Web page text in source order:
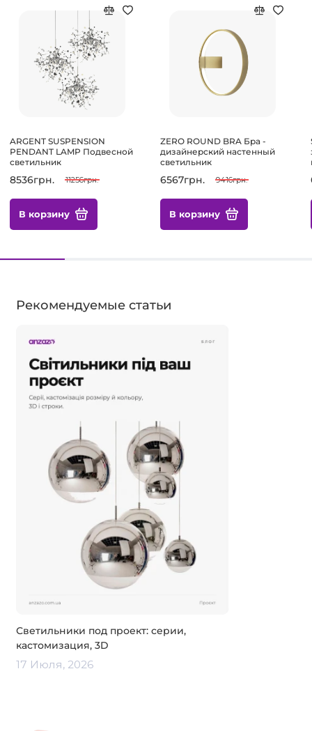
ARGENT SUSPENSION
PENDANT LAMP Подвесной
светильник
8536грн. 11256грн.
В корзину
ZERO ROUND BRA Бра -
дизайнерский настенный
светильник
6567грн. 9416грн.
В корзину
Рекомендуемые статьи
Светильники под проект: серии,
кастомизация, 3D
17 Июля, 2026